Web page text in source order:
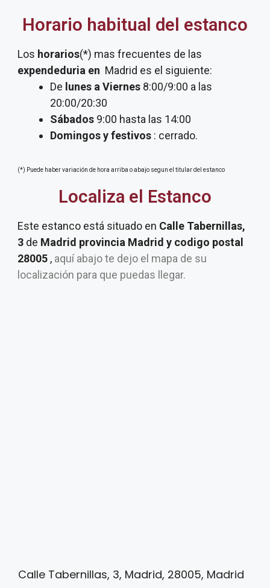
Horario habitual del estanco
Los horarios(*) mas frecuentes de las
expendeduria en Madrid es el siguiente:
De lunes a Viernes 8:00/9:00 a las
20:00/20:30
Sábados 9:00 hasta las 14:00
Domingos y festivos : cerrado.
(*) Puede haber variación de hora arriba o abajo segun el titular del estanco
Localiza el Estanco
Este estanco está situado en Calle Tabernillas,
3 de Madrid provincia Madrid y codigo postal
28005 , aquí abajo te dejo el mapa de su
localización para que puedas llegar.
Calle Tabernillas, 3, Madrid, 28005, Madrid